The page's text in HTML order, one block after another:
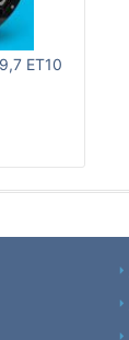
ET10